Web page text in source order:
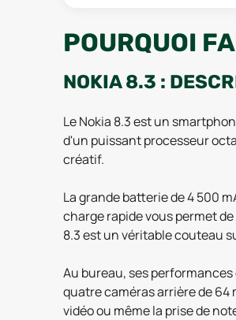
POURQUOI
NOKIA 8.3 :
Le Nokia 8.3 est un
d'un puissant processeur
créatif.
La grande batterie de 4 500
charge rapide vous permet
8.3 est un véritable couteau
Au bureau, ses
quatre caméras arrière de
vidéo ou même la prise de